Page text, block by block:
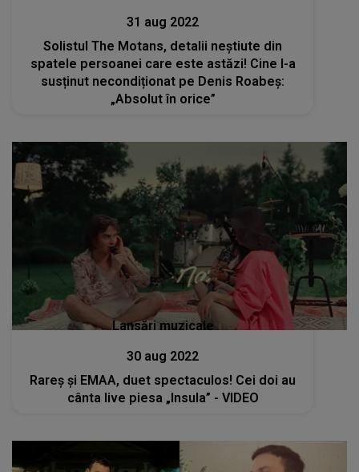
31 aug 2022
Solistul The Motans, detalii neștiute din
spatele persoanei care este astăzi! Cine l-a
susținut necondiționat pe Denis Roabeș:
„Absolut în orice”
Lansări muzicale
30 aug 2022
Rareș și EMAA, duet spectaculos! Cei doi au
cânta live piesa „Insula” - VIDEO